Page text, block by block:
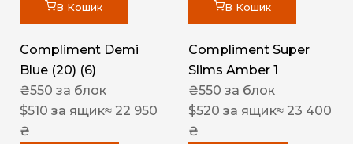
В Кошик
Compliment Demi
Blue (20) (6)
₴550 за блок
$510 за ящик≈ 22 950
₴
В Кошик
Compliment Super
Slims Amber 1
₴550 за блок
$520 за ящик≈ 23 400
₴